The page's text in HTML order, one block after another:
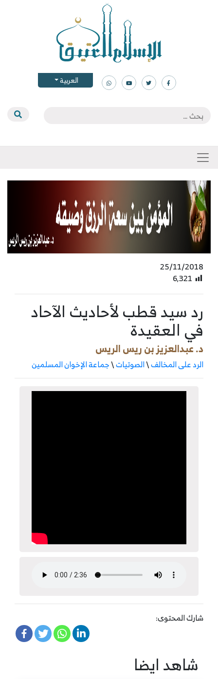
العربية
25/11/2018
6٬321
رد سيد قطب لأحاديث الآحاد
في العقيدة
د. عبدالعزيز بن ريس الريس
الرد على المخالف\الصوتيات\جماعة الإخوان المسلمين
شارك المحتوى:
شاهد ايضا